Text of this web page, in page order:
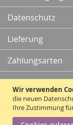
Wir verwenden
die neuen
Ihre Zustimmung
Datenschutz
Lieferung
Zahlungsarten
Kontakt
Vertrag widerrufen